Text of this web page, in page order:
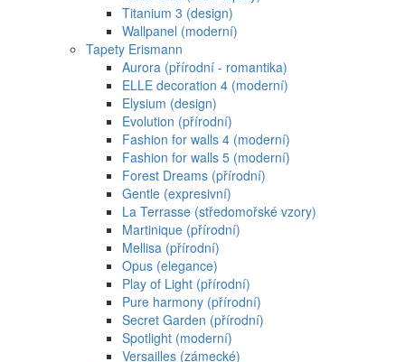
Titanium 3 (design)
Wallpanel (moderní)
Tapety Erismann
Aurora (přírodní - romantika)
ELLE decoration 4 (moderní)
Elysium (design)
Evolution (přírodní)
Fashion for walls 4 (moderní)
Fashion for walls 5 (moderní)
Forest Dreams (přírodní)
Gentle (expresivní)
La Terrasse (středomořské vzory)
Martinique (přírodní)
Mellisa (přírodní)
Opus (elegance)
Play of Light (přírodní)
Pure harmony (přírodní)
Secret Garden (přírodní)
Spotlight (moderní)
Versailles (zámecké)